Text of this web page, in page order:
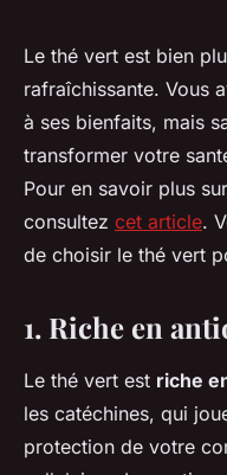
10 raisons
vert pour
Clément•4 février 2025•
Le thé vert est bien
rafraîchissante. Vous
à ses bienfaits, mais
transformer votre
Pour en savoir plus
consultez cet article.
de choisir le thé vert
1. Riche en
Le thé vert est riche
les catéchines, qui
protection de votre